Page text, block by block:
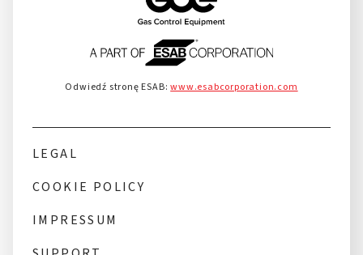
Odwiedź stronę ESAB: www.esabcorporation.com
LEGAL
COOKIE POLICY
IMPRESSUM